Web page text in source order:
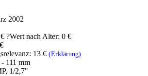
2002
?Wert nach Alter: 0 €
13 € (Erklärung)
111 mm
1/2,7"